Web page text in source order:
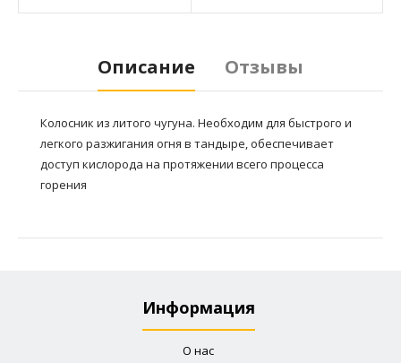
Описание Отзывы
Колосник из литого чугуна. Необходим для быстрого и
легкого разжигания огня в тандыре, обеспечивает
доступ кислорода на протяжении всего процесса
горения
Информация
О нас